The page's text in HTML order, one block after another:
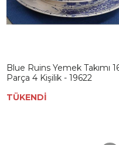
Blue Ruins Yemek Takımı
Parça 4 Kişilik - 19622
TÜKENDİ